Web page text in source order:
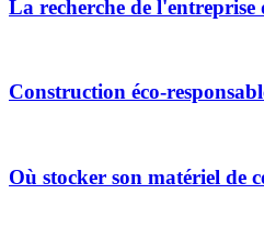
La recherche de
Construction éco-
Où stocker son matériel de